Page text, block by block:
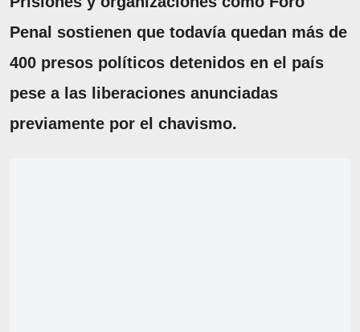
Penal sostienen que todavía quedan más de
400 presos políticos detenidos en el país
pese a las liberaciones anunciadas
previamente por el chavismo.